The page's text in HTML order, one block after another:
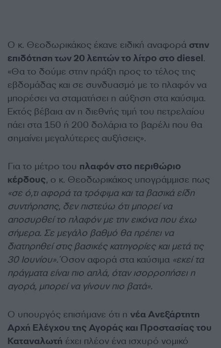
Ο κ. Θεοδωρικάκος έκανε ειδική αναφορά στην
επιδότηση των 20 λεπτών το λίτρο στο diesel.
«Θα το δούμε στην πράξη προς το τέλος της
εβδομάδας και σε συνδυασμό με το πλαφόν να
μπορέσει να σταματήσει η αύξηση στα καύσιμα.
Εκτός βέβαια αν η διεθνής τιμή του πετρελαίου
πάει στα 150 ή 200 δολάρια το βαρέλι που θα
σημαίνει μεγαλύτερες αυξήσεις».
Για το μέτρο του πλαφόν στο περιθώριο
κέρδους, ο κ. Θεοδωρικάκος υπογράμμισε πως
«σε ό,τι αφορά τα τρόφιμα και τα βασικά είδη
συντήρησης, δεν πιστεύω ότι μπορεί να
αποσυρθεί το πλαφόν με την εικόνα που έχω
σήμερα. Σε μεγάλο βαθμό θα πρέπει να
διατηρηθεί στις βασικές κατηγορίες και μετά τις
30 Ιουνίου».Όσον αφορά στα καύσιμα «εκεί τα
πράγματα είναι πιο απλά, όταν ισορροπήσει η
αγορά, μπορεί να γίνουν πιο βατά».
Ο υπουργός επισήμανε ότι η νέα Ανεξάρτητη
Αρχή Ελέγχου της Αγοράς και Προστασίας του
Καταναλωτή έχει πλέον ένα ισχυρό νομικό